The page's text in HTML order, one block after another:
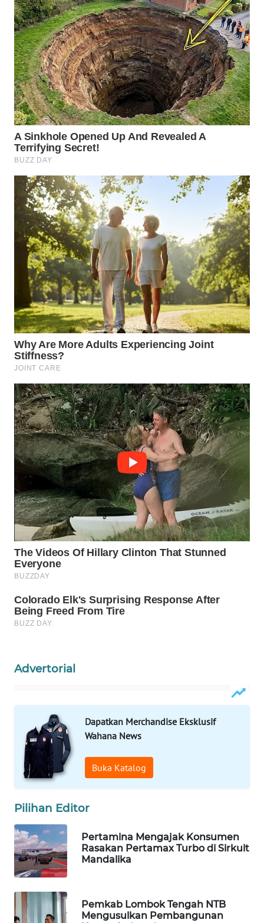
Advertorial
Dapatkan Merchandise Eksklusif
Wahana News
Buka Katalog
Pilihan Editor
Pertamina Mengajak Konsumen
Rasakan Pertamax Turbo di Sirkuit
Mandalika
Pemkab Lombok Tengah NTB
Mengusulkan Pembangunan
WN
MANDALIKA
WN
LIKUPANG
WN
LABUANBAJO
WN
BORNEO
Wahana
Media
Group
WAHANA
NEWS
WAHANA
TANI
WAHANA
WAHANA
INFRASTRUKTUR
WAHANA
KONSUMEN
WAHANA
LISTRIK
WAHANA
TRAVEL
WAHANA
TV
ID
WAHANANEWS
WAHANA
SPORT
WAHANA
UMKM
WAHANA
WAHANA
PERSONA
WAHANA
OTOMOTIF